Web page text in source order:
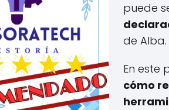
puede
de Alba.
En este
cómo